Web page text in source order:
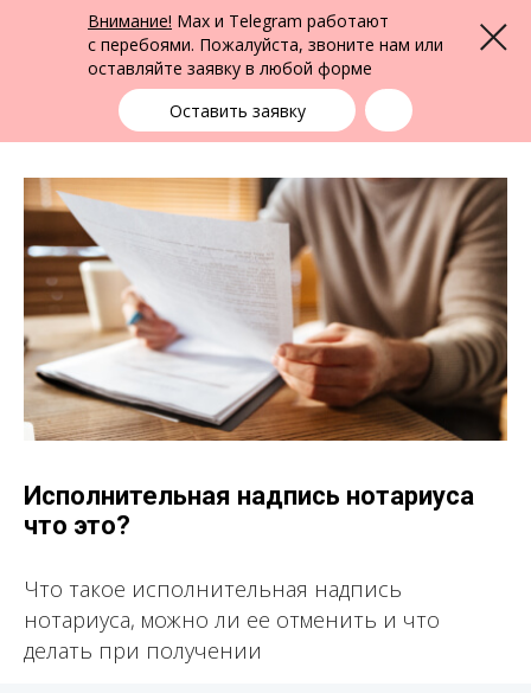
Внимание! Max и Telegram работают
с перебоями. Пожалуйста, звоните нам или
оставляйте заявку в любой форме
Оставить заявку
Меню
Юридическая помощь в Екатеринбурге
ФПК Альтернатива
Екатеринбург
выбрать город
+7 (343) 363-91-89
Исполнительная надпись нотариуса
что это?
Что такое исполнительная надпись
нотариуса, можно ли ее отменить и что
делать при получении